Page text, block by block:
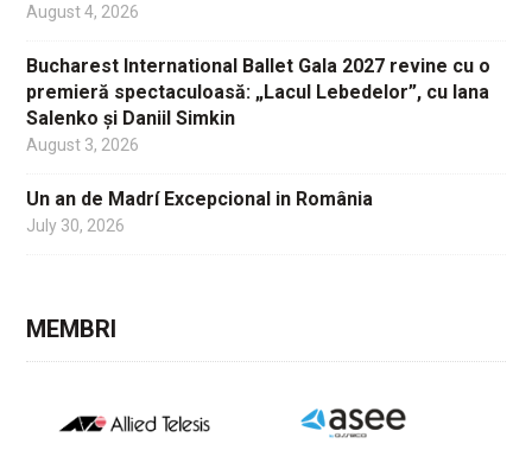
August 4, 2026
Bucharest International Ballet Gala 2027 revine cu o
premieră spectaculoasă: „Lacul Lebedelor”, cu Iana
Salenko și Daniil Simkin
August 3, 2026
Un an de Madrí Excepcional in România
July 30, 2026
MEMBRI